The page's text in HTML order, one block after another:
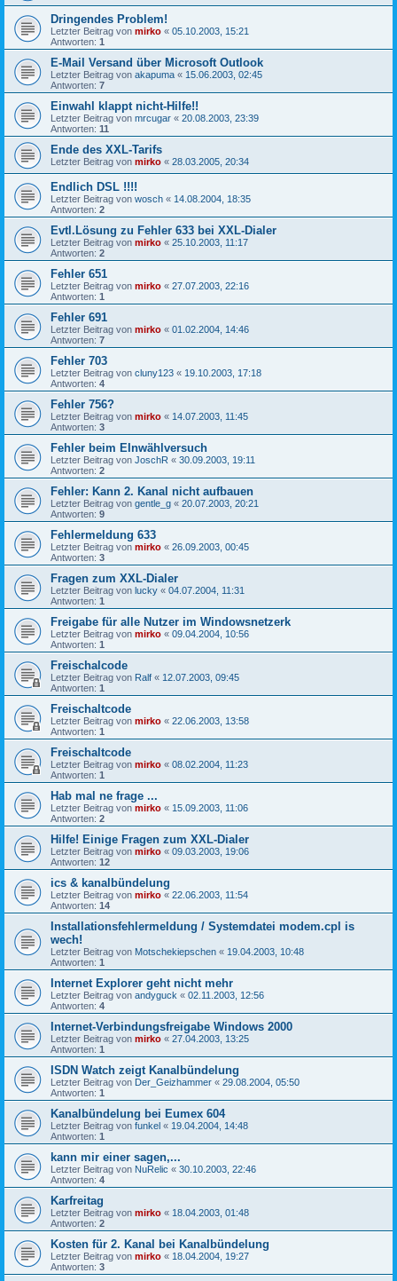
Dringendes Problem!
Letzter Beitrag von mirko « 05.10.2003, 15:21
Antworten: 1
E-Mail Versand über Microsoft Outlook
Letzter Beitrag von akapuma « 15.06.2003, 02:45
Antworten: 7
Einwahl klappt nicht-Hilfe!!
Letzter Beitrag von mrcugar « 20.08.2003, 23:39
Antworten: 11
Ende des XXL-Tarifs
Letzter Beitrag von mirko « 28.03.2005, 20:34
Endlich DSL !!!!
Letzter Beitrag von wosch « 14.08.2004, 18:35
Antworten: 2
Evtl.Lösung zu Fehler 633 bei XXL-Dialer
Letzter Beitrag von mirko « 25.10.2003, 11:17
Antworten: 2
Fehler 651
Letzter Beitrag von mirko « 27.07.2003, 22:16
Antworten: 1
Fehler 691
Letzter Beitrag von mirko « 01.02.2004, 14:46
Antworten: 7
Fehler 703
Letzter Beitrag von cluny123 « 19.10.2003, 17:18
Antworten: 4
Fehler 756?
Letzter Beitrag von mirko « 14.07.2003, 11:45
Antworten: 3
Fehler beim EInwählversuch
Letzter Beitrag von JoschR « 30.09.2003, 19:11
Antworten: 2
Fehler: Kann 2. Kanal nicht aufbauen
Letzter Beitrag von gentle_g « 20.07.2003, 20:21
Antworten: 9
Fehlermeldung 633
Letzter Beitrag von mirko « 26.09.2003, 00:45
Antworten: 3
Fragen zum XXL-Dialer
Letzter Beitrag von lucky « 04.07.2004, 11:31
Antworten: 1
Freigabe für alle Nutzer im Windowsnetzerk
Letzter Beitrag von mirko « 09.04.2004, 10:56
Antworten: 1
Freischalcode
Letzter Beitrag von Ralf « 12.07.2003, 09:45
Antworten: 1
Freischaltcode
Letzter Beitrag von mirko « 22.06.2003, 13:58
Antworten: 1
Freischaltcode
Letzter Beitrag von mirko « 08.02.2004, 11:23
Antworten: 1
Hab mal ne frage ...
Letzter Beitrag von mirko « 15.09.2003, 11:06
Antworten: 2
Hilfe! Einige Fragen zum XXL-Dialer
Letzter Beitrag von mirko « 09.03.2003, 19:06
Antworten: 12
ics & kanalbündelung
Letzter Beitrag von mirko « 22.06.2003, 11:54
Antworten: 14
Installationsfehlermeldung / Systemdatei modem.cpl is
wech!
Letzter Beitrag von Motschekiepschen « 19.04.2003, 10:48
Antworten: 1
Internet Explorer geht nicht mehr
Letzter Beitrag von andyguck « 02.11.2003, 12:56
Antworten: 4
Internet-Verbindungsfreigabe Windows 2000
Letzter Beitrag von mirko « 27.04.2003, 13:25
Antworten: 1
ISDN Watch zeigt Kanalbündelung
Letzter Beitrag von Der_Geizhammer « 29.08.2004, 05:50
Antworten: 1
Kanalbündelung bei Eumex 604
Letzter Beitrag von funkel « 19.04.2004, 14:48
Antworten: 1
kann mir einer sagen,...
Letzter Beitrag von NuRelic « 30.10.2003, 22:46
Antworten: 4
Karfreitag
Letzter Beitrag von mirko « 18.04.2003, 01:48
Antworten: 2
Kosten für 2. Kanal bei Kanalbündelung
Letzter Beitrag von mirko « 18.04.2004, 19:27
Antworten: 3